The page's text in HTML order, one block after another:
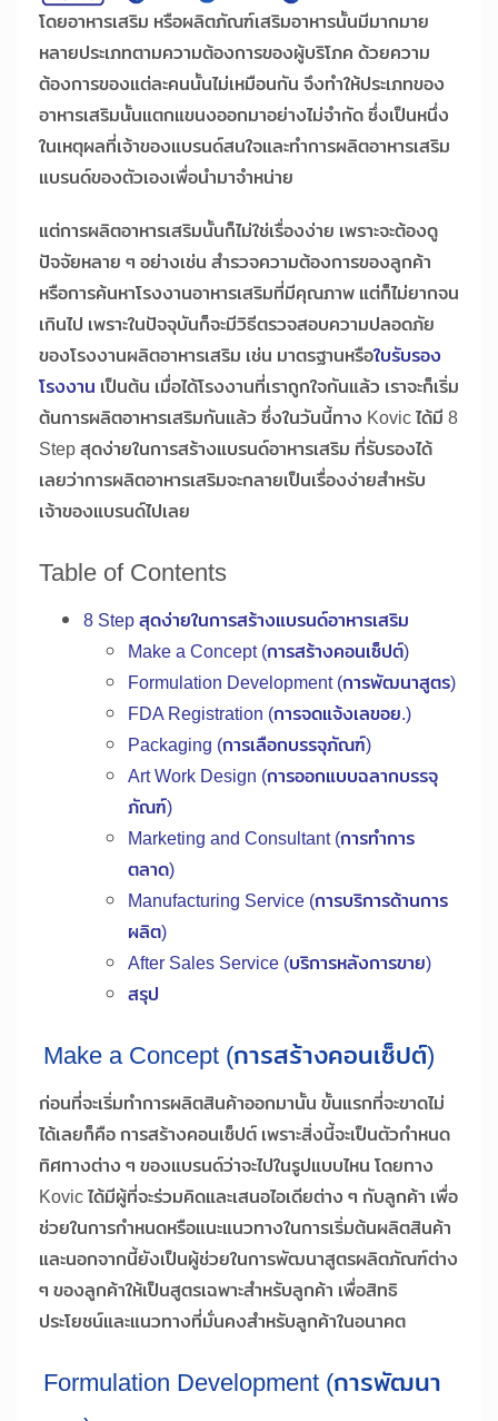
โดยอาหารเสริม หรือผลิตภัณฑ์เสริมอาหารนั้นมีมากมาย
หลายประเภทตามความต้องการของผู้บริโภค ด้วยความ
ต้องการของแต่ละคนนั้นไม่เหมือนกัน จึงทำให้ประเภทของ
อาหารเสริมนั้นแตกแขนงออกมาอย่างไม่จำกัด ซึ่งเป็นหนึ่ง
ในเหตุผลที่เจ้าของแบรนด์สนใจและทำการผลิตอาหารเสริม
แบรนด์ของตัวเองเพื่อนำมาจำหน่าย
แต่การผลิตอาหารเสริมนั้นก็ไม่ใช่เรื่องง่าย เพราะจะต้องดู
ปัจจัยหลาย ๆ อย่างเช่น สำรวจความต้องการของลูกค้า
หรือการค้นหาโรงงานอาหารเสริมที่มีคุณภาพ แต่ก็ไม่ยากจน
เกินไป เพราะในปัจจุบันก็จะมีวิธีตรวจสอบความปลอดภัย
ของโรงงานผลิตอาหารเสริม เช่น มาตรฐานหรือใบรับรอง
โรงงาน เป็นต้น เมื่อได้โรงงานที่เราถูกใจกันแล้ว เราจะก็เริ่ม
ต้นการผลิตอาหารเสริมกันแล้ว ซึ่งในวันนี้ทาง Kovic ได้มี 8
Step สุดง่ายในการสร้างแบรนด์อาหารเสริม ที่รับรองได้
เลยว่าการผลิตอาหารเสริมจะกลายเป็นเรื่องง่ายสำหรับ
เจ้าของแบรนด์ไปเลย
Table of Contents
8 Step สุดง่ายในการสร้างแบรนด์อาหารเสริม
Make a Concept (การสร้างคอนเซ็ปต์)
Formulation Development (การพัฒนาสูตร)
FDA Registration (การจดแจ้งเลขอย.)
Packaging (การเลือกบรรจุภัณฑ์)
Art Work Design (การออกแบบฉลากบรรจุ
ภัณฑ์)
Marketing and Consultant (การทำการ
ตลาด)
Manufacturing Service (การบริการด้านการ
ผลิต)
After Sales Service (บริการหลังการขาย)
สรุป
Make a Concept (การสร้างคอนเซ็ปต์)
ก่อนที่จะเริ่มทำการผลิตสินค้าออกมานั้น ขั้นแรกที่จะขาดไม่
ได้เลยก็คือ การสร้างคอนเซ็ปต์ เพราะสิ่งนี้จะเป็นตัวกำหนด
ทิศทางต่าง ๆ ของแบรนด์ว่าจะไปในรูปแบบไหน โดยทาง
Kovic ได้มีผู้ที่จะร่วมคิดและเสนอไอเดียต่าง ๆ กับลูกค้า เพื่อ
ช่วยในการกำหนดหรือแนะแนวทางในการเริ่มต้นผลิตสินค้า
และนอกจากนี้ยังเป็นผู้ช่วยในการพัฒนาสูตรผลิตภัณฑ์ต่าง
ๆ ของลูกค้าให้เป็นสูตรเฉพาะสำหรับลูกค้า เพื่อสิทธิ
ประโยชน์และแนวทางที่มั่นคงสำหรับลูกค้าในอนาคต
Formulation Development (การพัฒนา